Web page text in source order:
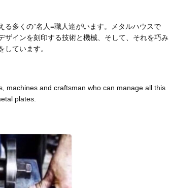
多くの”名人=職人達がいます。メタルハウスで
ザインを刻印する技術と機械、そして、それを巧み
ています。
machines and craftsman who can manage all this
plates.